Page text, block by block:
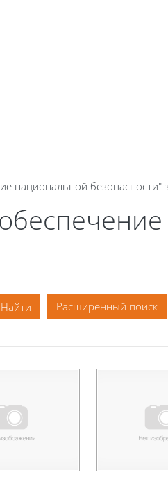
национальной безопасности"
Расширенный поиск